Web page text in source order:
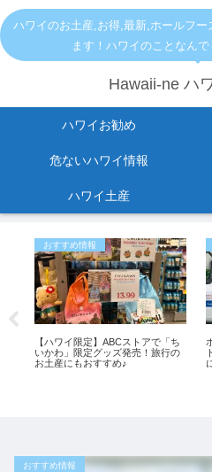
ハワイのお土産,お得,最新,ホールフ
ます！ハワイのことなん
Hawaii-ne ハ
ハワイお勧め
危ないハワイ情報
ハワイ土産
おすすめ情報
【ハワイ限定】ABCストアで「ち
いかわ」限定グッズ発売！旅行の
お土産にもおすすめ♪
おすすめ情報